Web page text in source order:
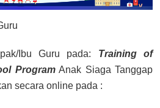
Ibu Guru pada: Training of
ProgramAnak Siaga Tanggap
secara online pada :